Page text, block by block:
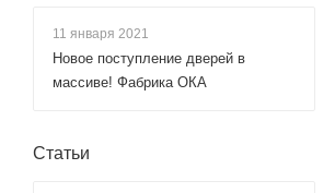
11 января 2021
Новое поступление дверей в
массиве! Фабрика ОКА
Статьи